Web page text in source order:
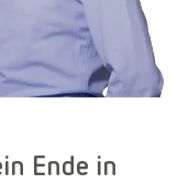
Ende in